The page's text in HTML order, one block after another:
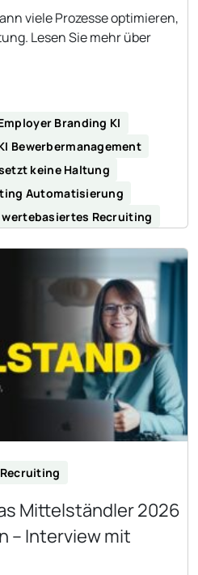
viele Prozesse optimieren,
Lesen Sie mehr über
Branding KI
Bewerbermanagement
keine Haltung
Automatisierung
wertebasiertes Recruiting
Mittelständler 2026
– Interview mit